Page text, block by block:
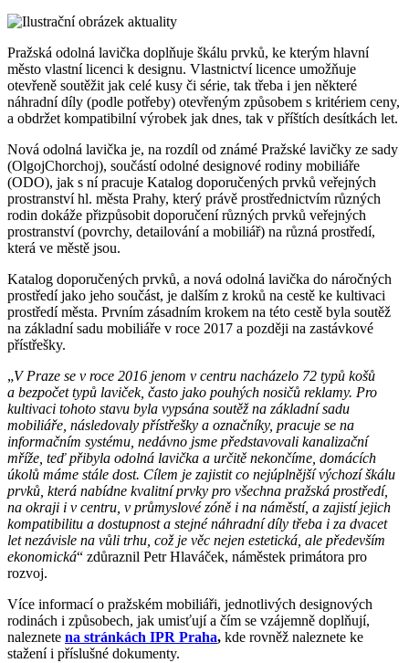
Pražská odolná lavička doplňuje škálu prvků, ke kterým hlavní
město vlastní licenci k designu. Vlastnictví licence umožňuje
otevřeně soutěžit jak celé kusy či série, tak třeba i jen některé
náhradní díly (podle potřeby) otevřeným způsobem s kritériem ceny,
a obdržet kompatibilní výrobek jak dnes, tak v příštích desítkách let.
Nová odolná lavička je, na rozdíl od známé Pražské lavičky ze sady
(OlgojChorchoj), součástí odolné designové rodiny mobiliáře
(ODO), jak s ní pracuje Katalog doporučených prvků veřejných
prostranství hl. města Prahy, který právě prostřednictvím různých
rodin dokáže přizpůsobit doporučení různých prvků veřejných
prostranství (povrchy, detailování a mobiliář) na různá prostředí,
která ve městě jsou.
Katalog doporučených prvků, a nová odolná lavička do náročných
prostředí jako jeho součást, je dalším z kroků na cestě ke kultivaci
prostředí města. Prvním zásadním krokem na této cestě byla soutěž
na základní sadu mobiliáře v roce 2017 a později na zastávkové
přístřešky.
„V Praze se v roce 2016 jenom v centru nacházelo 72 typů košů
a bezpočet typů laviček, často jako pouhých nosičů reklamy. Pro
kultivaci tohoto stavu byla vypsána soutěž na základní sadu
mobiliáře, následovaly přístřešky a označníky, pracuje se na
informačním systému, nedávno jsme představovali kanalizační
mříže, teď přibyla odolná lavička a určitě nekončíme, domácích
úkolů máme stále dost. Cílem je zajistit co nejúplnější výchozí škálu
prvků, která nabídne kvalitní prvky pro všechna pražská prostředí,
na okraji i v centru, v průmyslové zóně i na náměstí, a zajistí jejich
kompatibilitu a dostupnost a stejné náhradní díly třeba i za dvacet
let nezávisle na vůli trhu, což je věc nejen estetická, ale především
ekonomická“ zdůraznil Petr Hlaváček, náměstek primátora pro
rozvoj.
Více informací o pražském mobiliáři, jednotlivých designových
rodinách i způsobech, jak umisťují a čím se vzájemně doplňují,
naleznete na stránkách IPR Praha, kde rovněž naleznete ke
stažení i příslušné dokumenty.